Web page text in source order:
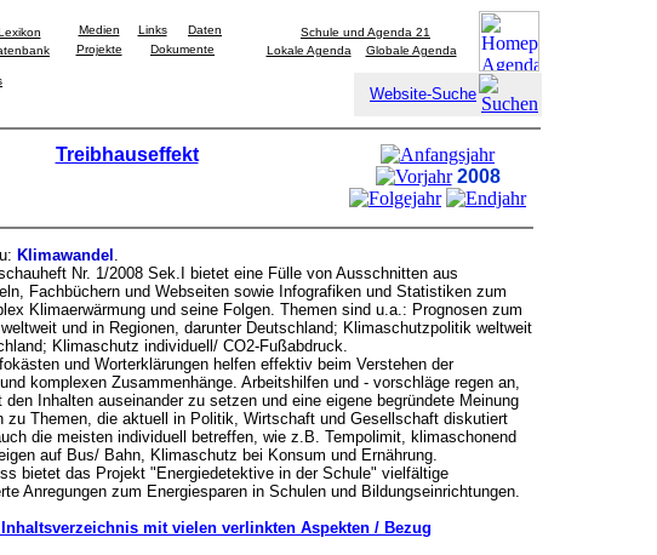
Medien Links
Daten
Projekte
Dokumente
Schule und Agenda 21
Lokale Agenda
Globale Agenda
Website-Suche
Treibhauseffekt
2008
Klimawandel .
Nr. 1/2008 Sek.I bietet eine Fülle von Ausschnitten aus
Fachbüchern und Webseiten sowie Infografiken und Statistiken zum
Klimaerwärmung und seine Folgen. Themen sind u.a.: Prognosen zum
und in Regionen, darunter Deutschland; Klimaschutzpolitik weltweit
Klimaschutz individuell/ CO2-Fußabdruck.
und Worterklärungen helfen effektiv beim Verstehen der
komplexen Zusammenhänge. Arbeitshilfen und - vorschläge regen an,
Inhalten auseinander zu setzen und eine eigene begründete Meinung
zu Themen, die aktuell in Politik, Wirtschaft und Gesellschaft diskutiert
die meisten individuell betreffen, wie z.B. Tempolimit, klimaschonend
auf Bus/ Bahn, Klimaschutz bei Konsum und Ernährung.
bietet das Projekt "Energiedetektive in der Schule" vielfältige
Anregungen zum Energiesparen in Schulen und Bildungseinrichtungen.
mit vielen verlinkten Aspekten / Bezug